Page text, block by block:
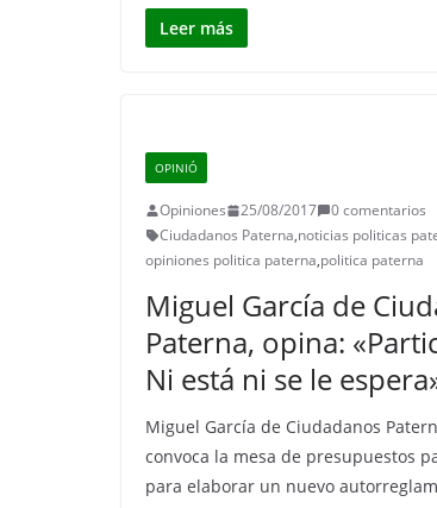
Leer más
OPINIÓ
Opiniones 25/08/2017
0 comentarios
Ciudadanos Paterna,noticias politicas
opiniones politica paterna,politica paterna
Miguel García de
Paterna, opina:
Ni está ni se le
Miguel García de Ciudadanos
convoca la mesa de presupuestos
para elaborar un nuevo